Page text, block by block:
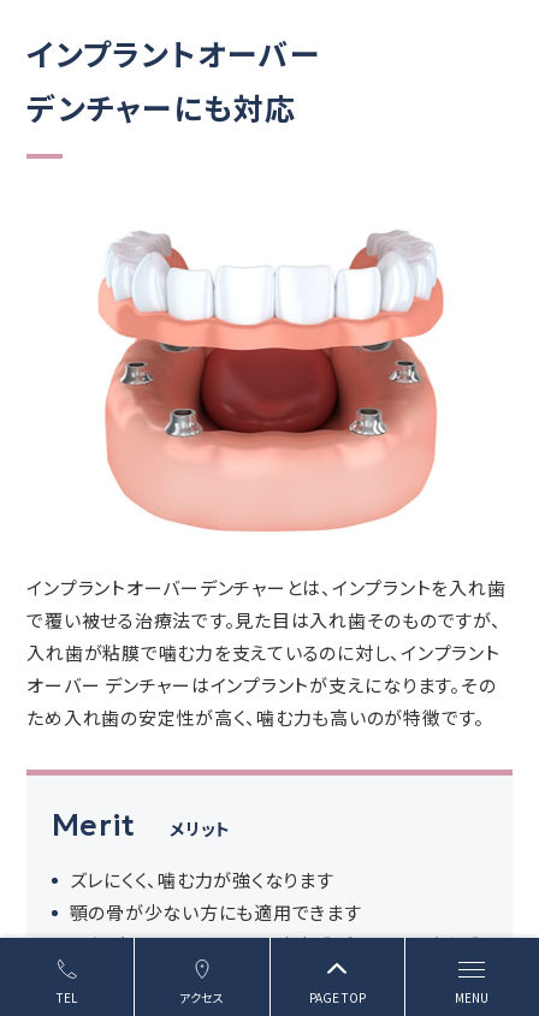
インプラントオーバー
デンチャーにも対応
インプラントオーバーデンチャーとは、インプラントを入れ歯
で覆い被せる治療法です。見た目は入れ歯そのものですが、
入れ歯が粘膜で噛む力を支えているのに対し、インプラント
オーバー デンチャーはインプラントが支えになります。その
ため入れ歯の安定性が高く、噛む力も高いのが特徴です。
Merit メリット
ズレにくく、噛む力が強くなります
顎の骨が少ない方にも適用できます
土台がしっかりとしていて安定感があるため違和感
はほとんどありません
TEL アクセス PAGE TOP MENU